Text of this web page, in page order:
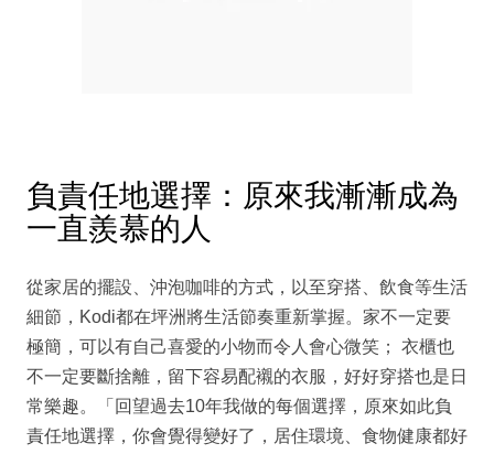
負責任地選擇：原來我漸漸成為
一直羨慕的人
從家居的擺設、沖泡咖啡的方式，以至穿搭、飲食等生活
細節，Kodi都在坪洲將生活節奏重新掌握。家不一定要
極簡，可以有自己喜愛的小物而令人會心微笑； 衣櫃也
不一定要斷捨離，留下容易配襯的衣服，好好穿搭也是日
常樂趣。「回望過去10年我做的每個選擇，原來如此負
責任地選擇，你會覺得變好了，居住環境、食物健康都好